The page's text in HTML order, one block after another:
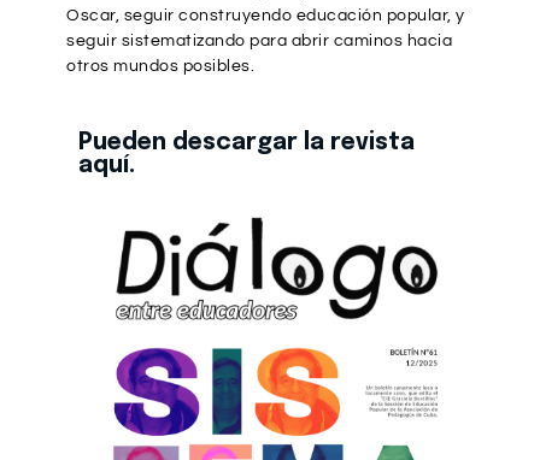
Oscar, seguir construyendo educación popular, y
seguir sistematizando para abrir caminos hacia
otros mundos posibles.
Pueden descargar la revista
aquí.